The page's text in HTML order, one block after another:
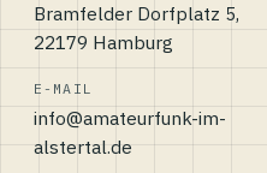
Bramfelder Dorfplatz 5,
22179 Hamburg
E-MAIL
info@amateurfunk-im-
alstertal.de